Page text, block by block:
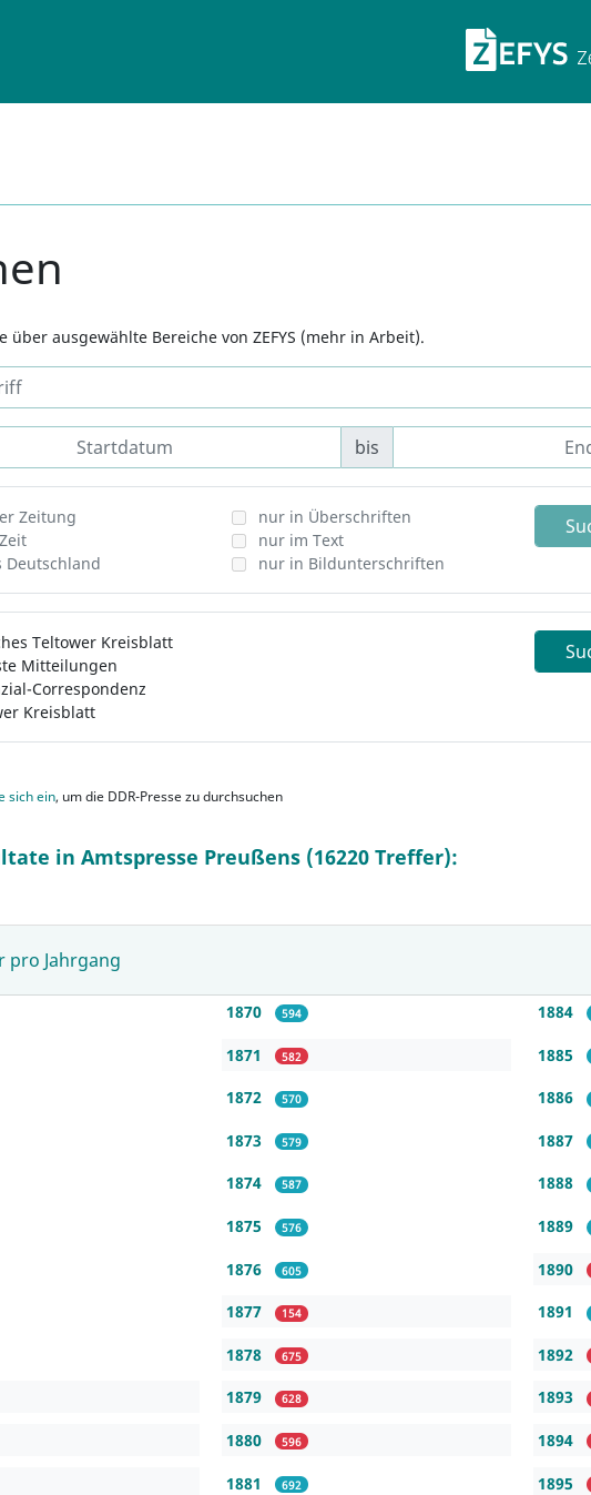
über ausgewählte Bereiche von ZEFYS (mehr in Arbeit).
bis
Zeitung
Deutschland
nur in Überschriften
nur im Text
nur in Bildunterschriften
Teltower Kreisblatt
Mitteilungen
Correspondenz
Kreisblatt
sich ein, um die DDR-Presse zu durchsuchen
in Amtspresse Preußens (16220 Treffer):
pro Jahrgang
1870 594
1871 582
1872 570
1873 579
1874 587
1875 576
1876 605
1877 154
1878 675
1879 628
1880 596
1881 692
1884
1885
1886
1887
1888
1889
1890
1891
1892
1893
1894
1895